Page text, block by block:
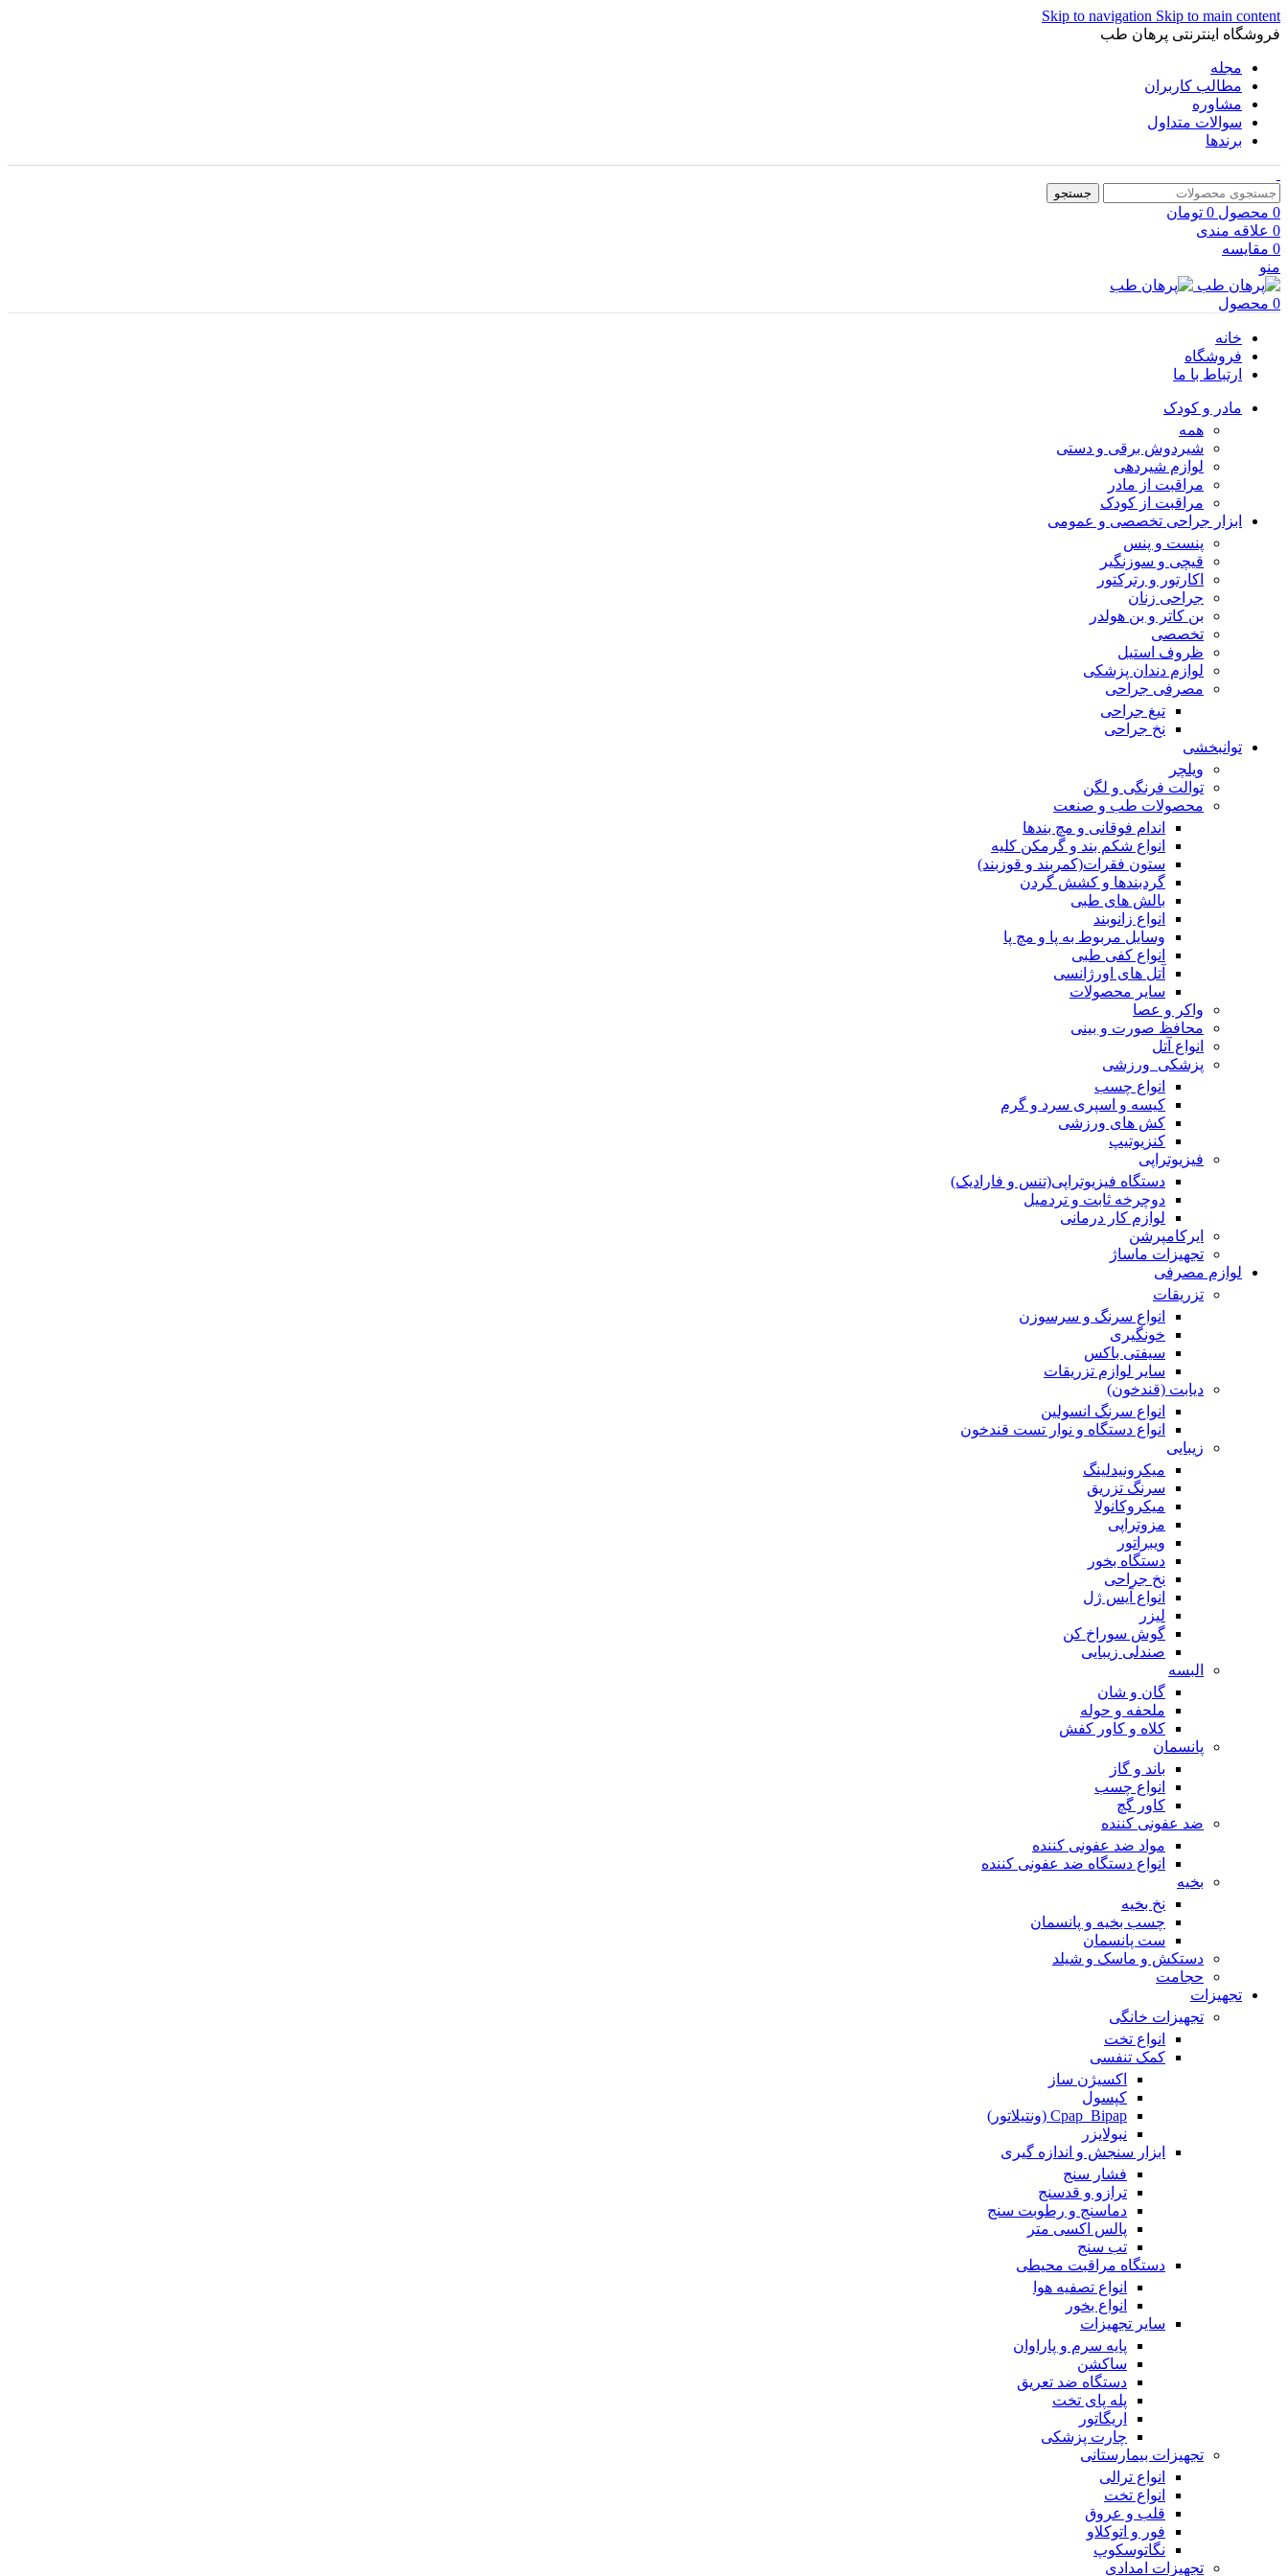
Skip to navigation Skip to main content
فروشگاه اینترنتی پرهان طب
مجله
مطالب کاربران
مشاوره
سوالات متداول
برندها
جستجو
0 محصول 0 تومان
0 علاقه مندی
0 مقایسه
منو
0 محصول
خانه
فروشگاه
ارتباط با ما
مادر و کودک
همه
شیردوش برقی و دستی
لوازم شیردهی
مراقبت از مادر
مراقبت از کودک
ابزار جراحی تخصصی و عمومی
پنست و پنس
قیچی و سوزنگیر
اکارتور و رترکتور
جراحی زنان
بن کاتر و بن هولدر
تخصصی
ظروف استیل
لوازم دندان پزشکی
مصرفی جراحی
تیغ جراحی
نخ جراحی
توانبخشی
ویلچر
توالت فرنگی و لگن
محصولات طب و صنعت
اندام فوقانی و مچ بندها
انواع شکم بند و گرمکن کلیه
ستون فقرات(کمربند و قوزبند)
گردبندها و کشش گردن
بالش های طبی
انواع زانوبند
وسایل مربوط به پا و مچ پا
انواع کفی طبی
آتل های اورژانسی
سایر محصولات
واکر و عصا
محافظ صورت و بینی
انواع آتل
پزشکی_ورزشی
انواع چسب
کیسه و اسپری سرد و گرم
کش های ورزشی
کنزیوتیپ
فیزیوتراپی
دستگاه فیزیوتراپی(تنس و فارادیک)
دوچرخه ثابت و تردمیل
لوازم کار درمانی
ایرکامپرشن
تجهیزات ماساژ
لوازم مصرفی
تزریقات
انواع سرنگ و سرسوزن
خونگیری
سیفتی باکس
سایر لوازم تزریقات
دیابت (قندخون)
انواع سرنگ انسولین
انواع دستگاه و نوار تست قندخون
زیبایی
میکرونیدلینگ
سرنگ تزریق
میکروکانولا
مزوتراپی
ویبراتور
دستگاه بخور
نخ جراحی
انواع آیس ژل
لیزر
گوش سوراخ کن
صندلی زیبایی
البسه
گان و شان
ملحفه و حوله
کلاه و کاور کفش
پانسمان
باند و گاز
انواع چسب
کاور گچ
ضد عفونی کننده
مواد ضد عفونی کننده
انواع دستگاه ضد عفونی کننده
بخیه
نخ بخیه
چسب بخیه و پانسمان
ست پانسمان
دستکش و ماسک و شیلد
حجامت
تجهیزات
تجهیزات خانگی
انواع تخت
کمک تنفسی
اکسیژن ساز
کپسول
Cpap_Bipap (ونتیلاتور)
نبولایزر
ابزار سنجش و اندازه گیری
فشار سنج
ترازو و قدسنج
دماسنج و رطوبت سنج
پالس اکسی متر
تب سنج
دستگاه مراقبت محیطی
انواع تصفیه هوا
انواع بخور
سایر تجهیزات
پایه سرم و پاراوان
ساکشن
دستگاه ضد تعریق
پله پای تخت
اریگاتور
چارت پزشکی
تجهیزات بیمارستانی
انواع ترالی
انواع تخت
قلب و عروق
فور و اتوکلاو
نگاتوسکوپ
تجهیزات امدادی